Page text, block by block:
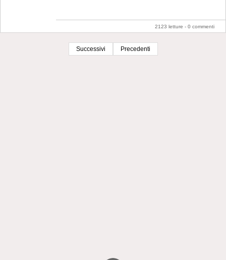
2123 letture - 0 commenti
Successivi Precedenti